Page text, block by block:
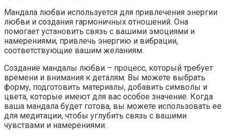
Мандала любви используется для привлечения энергии
любви и создания гармоничных отношений. Она
помогает установить связь с вашими эмоциями и
намерениями, привлечь энергию и вибрации,
соответствующие вашим желаниям.
Создание мандалы любви – процесс, который требует
времени и внимания к деталям. Вы можете выбрать
форму, подготовить материалы, добавить символы и
цвета, которые имеют для вас особое значение. Когда
ваша мандала будет готова, вы можете использовать ее
для медитации, чтобы углубить связь с вашими
чувствами и намерениями.